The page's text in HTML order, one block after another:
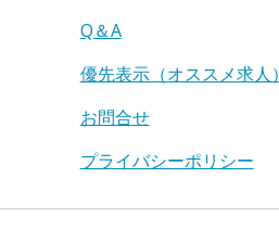
Q＆A
優先表示（オススメ求人）
お問合せ
プライバシーポリシー